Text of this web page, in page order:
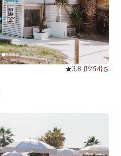
3,8 (1954)